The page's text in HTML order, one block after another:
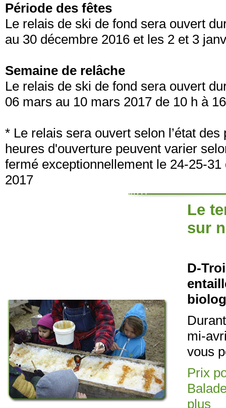
Période des fêtes
Le relais de ski de fond sera ouvert
au 30 décembre 2016 et les 2 et 3
Semaine de relâche
Le relais de ski de fond sera ouvert
06 mars au 10 mars 2017 de 10 h à
* Le relais sera ouvert selon l’état
heures d'ouverture peuvent varier
fermé exceptionnellement le 24-25-
2017
Le
sur
D-
mi-
vous
Prix
plus